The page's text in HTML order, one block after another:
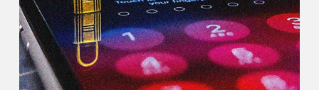
le
projet
de
loi
C-